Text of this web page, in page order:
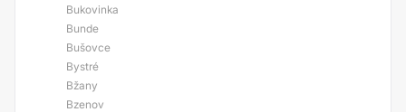
Bukovinka
Bunde
Bušovce
Bystré
Bžany
Bzenov